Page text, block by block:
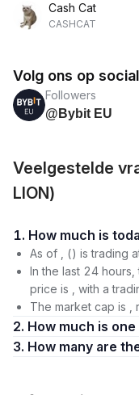
Cash Cat
CASHCAT
Volg ons op
Followers
@Bybit EU
Veelgestelde
LION)
1. How
As of , () is trading
In the last 24
price is , with a
The market cap is ,
2. How much is one
3. How many